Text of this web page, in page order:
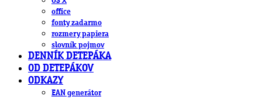
office
fonty zadarmo
rozmery papiera
slovník pojmov
DENNÍK DETEPÁKA
OD DETEPÁKOV
ODKAZY
EAN generátor